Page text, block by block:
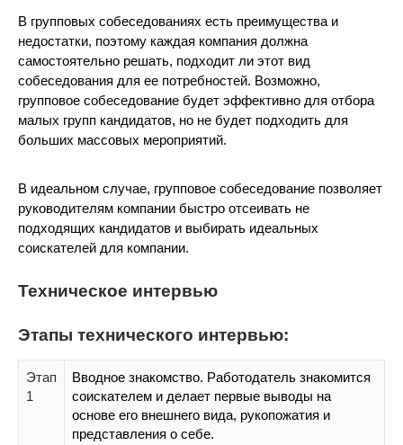
В групповых собеседованиях есть преимущества и
недостатки, поэтому каждая компания должна
самостоятельно решать, подходит ли этот вид
собеседования для ее потребностей. Возможно,
групповое собеседование будет эффективно для отбора
малых групп кандидатов, но не будет подходить для
больших массовых мероприятий.
В идеальном случае, групповое собеседование позволяет
руководителям компании быстро отсеивать не
подходящих кандидатов и выбирать идеальных
соискателей для компании.
Техническое интервью
Этапы технического интервью:
Этап
1
Вводное знакомство. Работодатель знакомится
соискателем и делает первые выводы на
основе его внешнего вида, рукопожатия и
представления о себе.